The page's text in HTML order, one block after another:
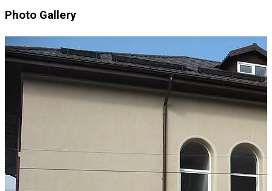
Photo Gallery